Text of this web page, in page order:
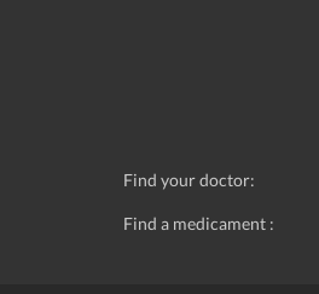
Find your doctor:
Find a medicament :